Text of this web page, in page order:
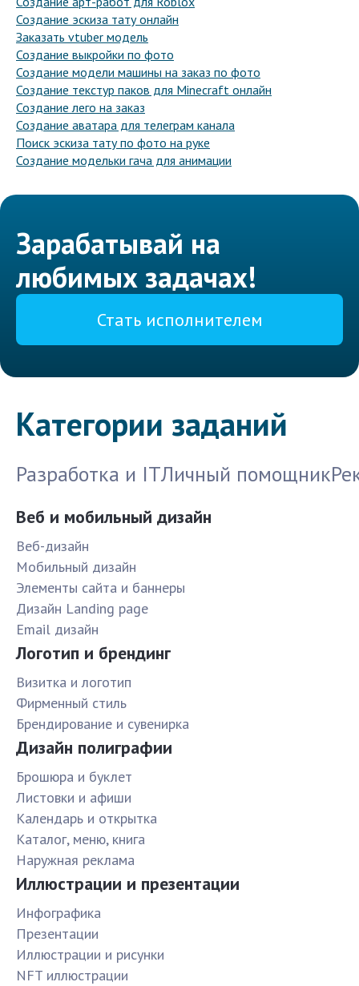
Создание эскиза тату онлайн
Заказать vtuber модель
Создание выкройки по фото
Создание модели машины на заказ по фото
Создание текстур паков для Minecraft онлайн
Создание лего на заказ
Создание аватара для телеграм канала
Поиск эскиза тату по фото на руке
Создание модельки гача для анимации
Зарабатывай на
любимых задачах!
Стать исполнителем
Категории заданий
Разработка и ITЛичный помощник
Веб и мобильный дизайн
Веб-дизайн
Мобильный дизайн
Элементы сайта и баннеры
Дизайн Landing page
Email дизайн
Логотип и брендинг
Визитка и логотип
Фирменный стиль
Брендирование и сувенирка
Дизайн полиграфии
Брошюра и буклет
Листовки и афиши
Календарь и открытка
Каталог, меню, книга
Наружная реклама
Иллюстрации и презентации
Инфографика
Презентации
Иллюстрации и рисунки
NFT иллюстрации